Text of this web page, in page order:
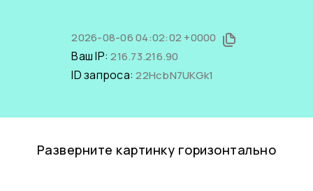
2026-08-06 04:02:02 +0000
Ваш IP:216.73.216.90
ID запроса:22HcbN7UKGk1
Разверните картинку горизонтально